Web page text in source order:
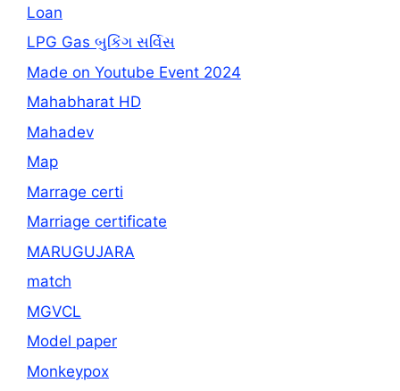
Loan
LPG Gas બુકિંગ સર્વિસ
Made on Youtube Event 2024
Mahabharat HD
Mahadev
Map
Marrage certi
Marriage certificate
MARUGUJARA
match
MGVCL
Model paper
Monkeypox